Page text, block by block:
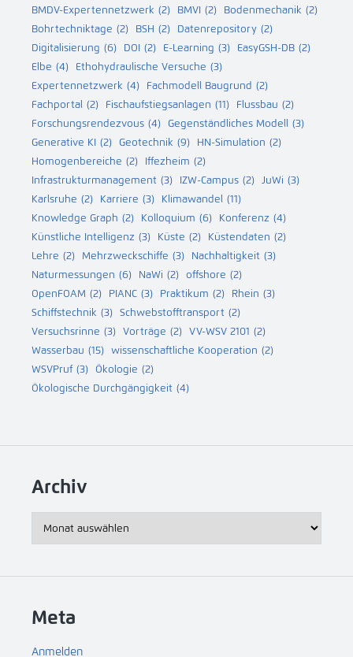
BMDV-Expertennetzwerk (2) BMVI (2) Bodenmechanik (2)
Bohrtechniktage (2) BSH (2) Datenrepository (2)
Digitalisierung (6) DOI (2) E-Learning (3) EasyGSH-DB (2)
Elbe (4) Ethohydraulische Versuche (3)
Expertennetzwerk (4) Fachmodell Baugrund (2)
Fachportal (2) Fischaufstiegsanlagen (11) Flussbau (2)
Forschungsrendezvous (4) Gegenständliches Modell (3)
Generative KI (2) Geotechnik (9) HN-Simulation (2)
Homogenbereiche (2) Iffezheim (2)
Infrastrukturmanagement (3) IZW-Campus (2) JuWi (3)
Karlsruhe (2) Karriere (3) Klimawandel (11)
Knowledge Graph (2) Kolloquium (6) Konferenz (4)
Künstliche Intelligenz (3) Küste (2) Küstendaten (2)
Lehre (2) Mehrzweckschiffe (3) Nachhaltigkeit (3)
Naturmessungen (6) NaWi (2) offshore (2)
OpenFOAM (2) PIANC (3) Praktikum (2) Rhein (3)
Schiffstechnik (3) Schwebstofftransport (2)
Versuchsrinne (3) Vorträge (2) VV-WSV 2101 (2)
Wasserbau (15) wissenschaftliche Kooperation (2)
WSVPruf (3) Ökologie (2)
Ökologische Durchgängigkeit (4)
Archiv
Meta
Anmelden